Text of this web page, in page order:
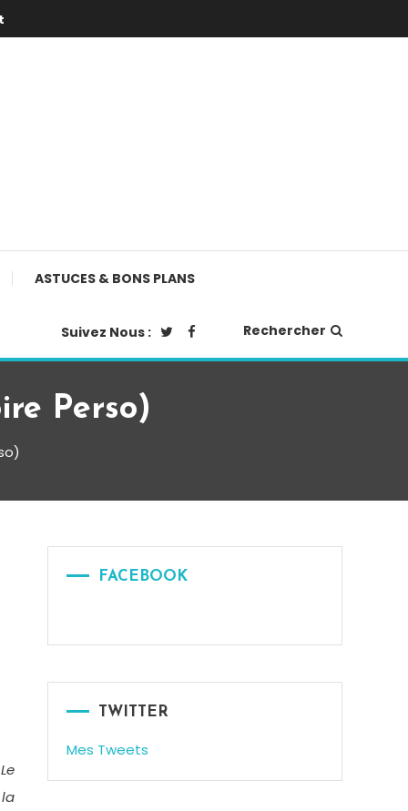
ASTUCES & BONS PLANS
Suivez Nous : Rechercher
Perso)
FACEBOOK
TWITTER
Mes Tweets